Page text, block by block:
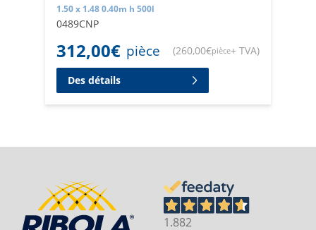
1.50 x 1.48 0.40m h 500l
0489CNP
312,00€ pièce (260,00€pièce+ TVA)
Des détails
1.882